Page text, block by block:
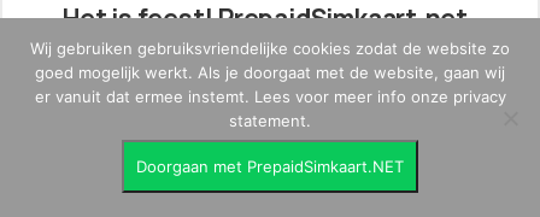
Het is feest! PrepaidSimkaart.net
bestaat 16 jaar!
Wij gebruiken gebruiksvriendelijke cookies zodat de website zo
goed mogelijk werkt. Als je doorgaat met de website, gaan wij
er vanuit dat ermee instemt. Lees voor meer info onze privacy
statement.
Doorgaan met PrepaidSimkaart.NET